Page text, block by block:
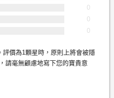
0
0
0
價為1顆星時，原則上將會被隱
請毫無顧慮地寫下您的寶貴意